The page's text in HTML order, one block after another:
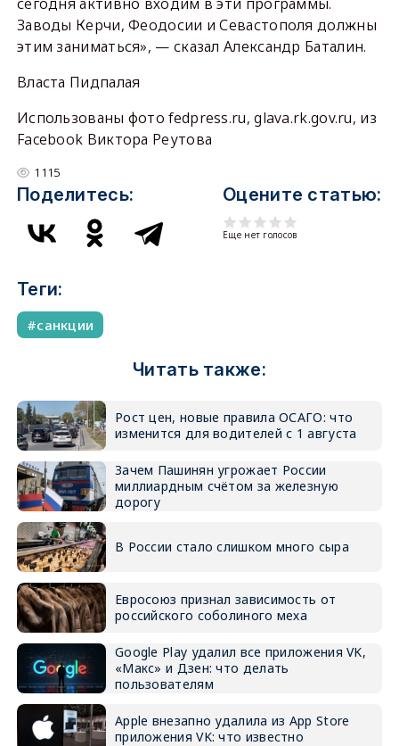
Заводы Керчи, Феодосии и Севастополя должны
этим заниматься», — сказал Александр Баталин.
Власта Пидпалая
Использованы фото fedpress.ru, glava.rk.gov.ru, из
Facebook Виктора Реутова
1115
Поделитесь: Оцените статью:
Еще нет голосов
Теги:
санкции
Читать также:
Рост цен, новые правила ОСАГО: что
изменится для водителей с 1 августа
Зачем Пашинян угрожает России
миллиардным счётом за железную
дорогу
В России стало слишком много сыра
Евросоюз признал зависимость от
российского соболиного меха
Google Play удалил все приложения VK,
«Макс» и Дзен: что делать
пользователям
Apple внезапно удалила из App Store
приложения VK: что известно